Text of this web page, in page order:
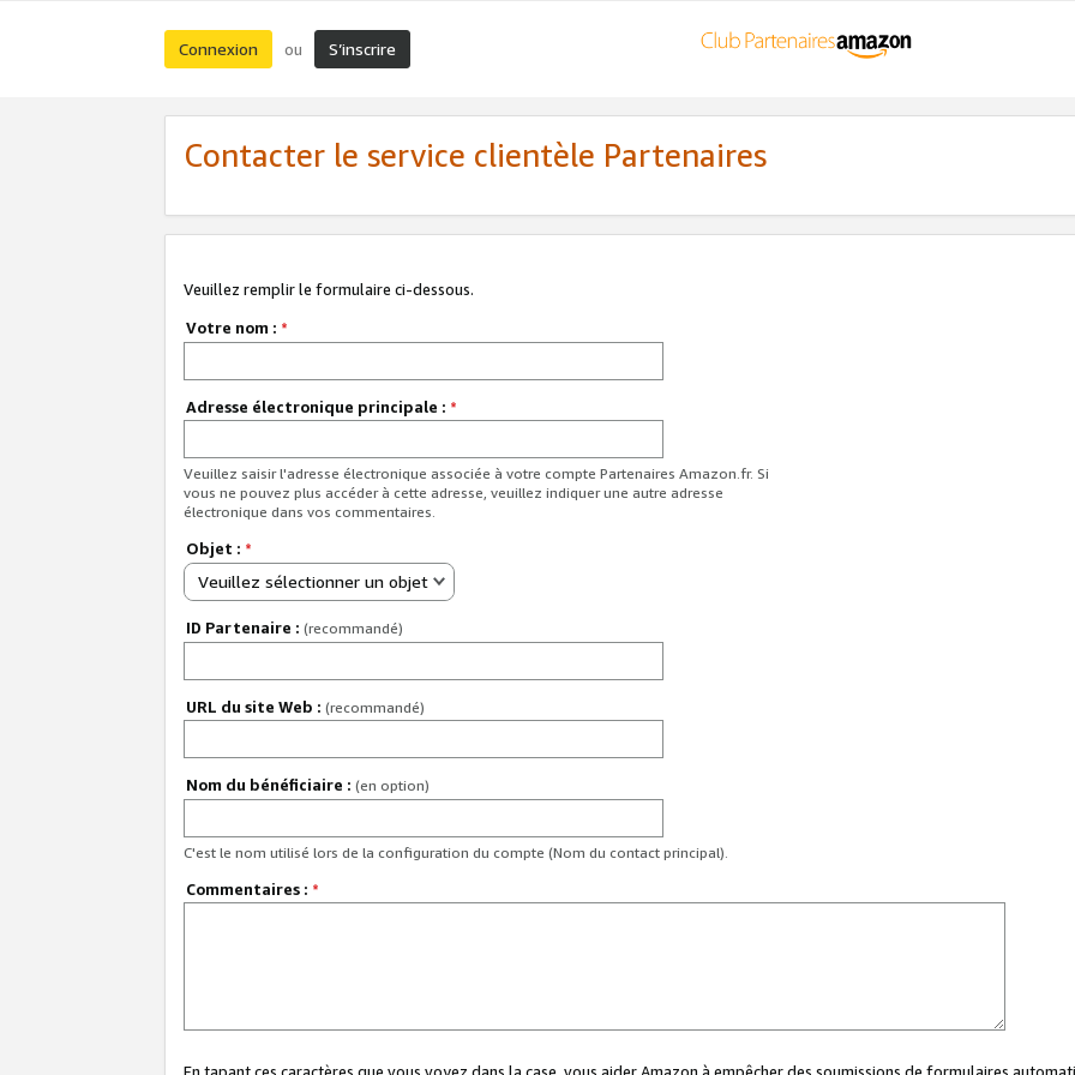
Connexion ou S’inscrire
Contacter le service clientèle Partenaires
Veuillez remplir le formulaire ci-dessous.
Votre nom : *
Adresse électronique principale : *
Veuillez saisir l'adresse électronique associée à votre compte Partenaires Amazon.fr. Si
vous ne pouvez plus accéder à cette adresse, veuillez indiquer une autre adresse
électronique dans vos commentaires.
Objet : *
Veuillez sélectionner un objet
ID Partenaire : (recommandé)
URL du site Web : (recommandé)
Nom du bénéficiaire : (en option)
C'est le nom utilisé lors de la configuration du compte (Nom du contact principal).
Commentaires : *